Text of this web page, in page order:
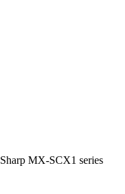
Sharp MX-SCX1 series